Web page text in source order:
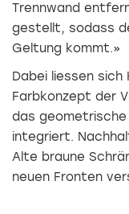
Trennwand
gestellt, sodass
Geltung kommt.»
Dabei liessen sich
Farbkonzept der
das geometrische
integriert.
Alte braune
neuen Fronten